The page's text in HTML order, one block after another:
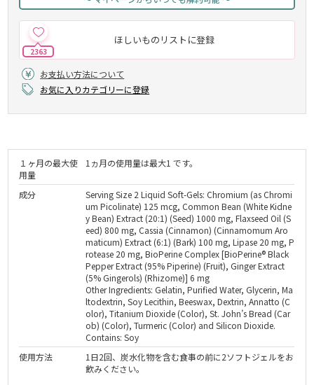
ほしいものリストに登録
2363
お支払い方法について
お気に入りカテゴリーに登録
１ヶ月の最大使
用量
1ヵ月の使用量は最大1 です。
成分
Serving Size 2 Liquid Soft-Gels: Chromium (as Chromi
um Picolinate) 125 mcg, Common Bean (White Kidne
y Bean) Extract (20:1) (Seed) 1000 mg, Flaxseed Oil (S
eed) 800 mg, Cassia (Cinnamon) (Cinnamomum Aro
maticum) Extract (6:1) (Bark) 100 mg, Lipase 20 mg, P
rotease 20 mg, BioPerine Complex [BioPerine® Black
Pepper Extract (95% Piperine) (Fruit), Ginger Extract
(5% Gingerols) (Rhizome)] 6 mg
Other Ingredients: Gelatin, Purified Water, Glycerin, Ma
ltodextrin, Soy Lecithin, Beeswax, Dextrin, Annatto (C
olor), Titanium Dioxide (Color), St. John’s Bread (Car
ob) (Color), Turmeric (Color) and Silicon Dioxide.
Contains: Soy
使用方法
1日2回、炭水化物を含む食事の前に2ソフトジェルをお
飲みください。